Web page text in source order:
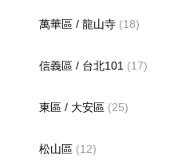
萬華區 / 龍山寺 (18)
信義區 / 台北101 (17)
東區 / 大安區 (25)
松山區 (12)